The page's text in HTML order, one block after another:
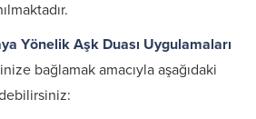
Yönelik Aşk Duası Uygulamaları
bağlamak amacıyla aşağıdaki